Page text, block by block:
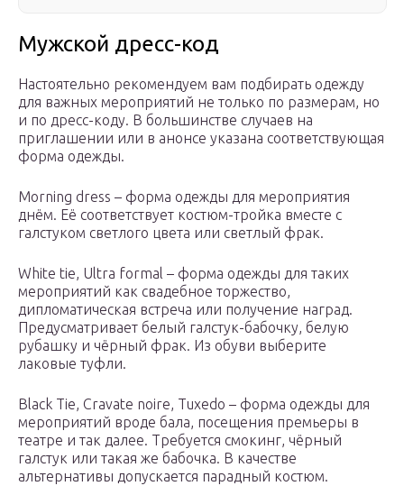
Мужской дресс-код
Настоятельно рекомендуем вам подбирать одежду
для важных мероприятий не только по размерам, но
и по дресс-коду. В большинстве случаев на
приглашении или в анонсе указана соответствующая
форма одежды.
Morning dress – форма одежды для мероприятия
днём. Её соответствует костюм-тройка вместе с
галстуком светлого цвета или светлый фрак.
White tie, Ultra formal – форма одежды для таких
мероприятий как свадебное торжество,
дипломатическая встреча или получение наград.
Предусматривает белый галстук-бабочку, белую
рубашку и чёрный фрак. Из обуви выберите
лаковые туфли.
Black Tie, Cravate noire, Tuxedo – форма одежды для
мероприятий вроде бала, посещения премьеры в
театре и так далее. Требуется смокинг, чёрный
галстук или такая же бабочка. В качестве
альтернативы допускается парадный костюм.